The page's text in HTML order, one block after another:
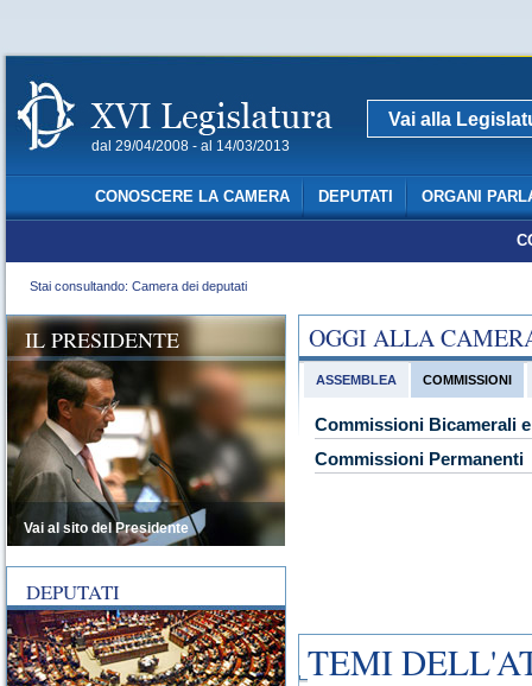
dal 29/04/2008 - al 14/03/2013
Vai alla
CONOSCERE LA CAMERA DEPUTATI ORGANI
Stai consultando: Camera dei deputati
OGGI ALLA
ASSEMBLEA COMMISSIONI
Commissioni Bicamerali
Commissioni Permanenti
TEMI
IL PRESIDENTE
Vai al sito del Presidente
DEPUTATI